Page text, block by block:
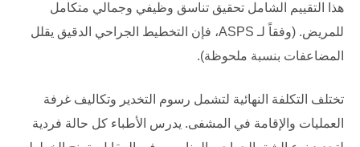
هذا التقييم الشامل تحقيق تناسق وظيفي وجمالي متكامل
للمريض. (وفقاً لـ ASPS، فإن التخطيط الجراحي الدقيق يقلل
المضاعفات بنسبة ملحوظة).
تختلف التكلفة النهائية لتشمل رسوم التخدير وتكاليف غرفة
العمليات والإقامة في المشفى. يدرس الأطباء كل حالة فردية